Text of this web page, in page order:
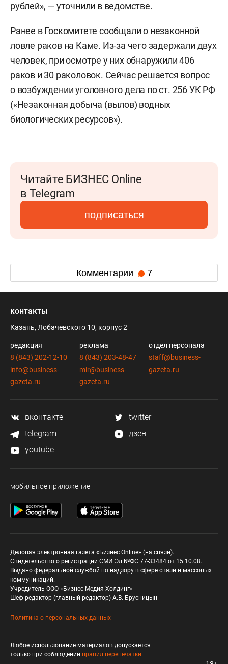
рублей», — уточнили в ведомстве.
Ранее в Госкомитетесообщалио незаконной
ловле раков на Каме. Из-за чего задержали двух
человек, при осмотре у них обнаружили 406
раков и 30 раколовок. Сейчас решается вопрос
о возбуждении уголовного дела по ст. 256 УК РФ
(«Незаконная добыча (вылов) водных
биологических ресурсов»).
Читайте БИЗНЕС Online
в Telegram
подписаться
Комментарии 7
контакты
Казань, Лобачевского 10, корпус 2
редакция
8 (843) 202-12-10
info@business-
gazeta.ru
реклама
8 (843) 203-48-47
mir@business-
gazeta.ru
отдел персонала
staff@business-
gazeta.ru
вконтакте
twitter
telegram
дзен
youtube
мобильное приложение
Деловая электронная газета «Бизнес Online» (на связи).
Свидетельство о регистрации СМИ Эл №ФС 77-33484 от 15.10.08.
Выдано федеральной службой по надзору в сфере связи и массовых
коммуникаций.
Учредитель ООО «Бизнес Медия Холдинг»
Шеф-редактор (главный редактор) А.В. Брусницын
Политика о персональных данных
Любое использование материалов допускается
только при соблюдении правил перепечатки